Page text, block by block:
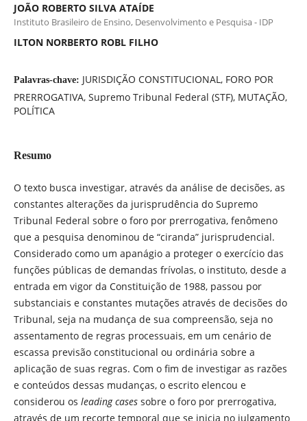
JOÃO ROBERTO SILVA ATAÍDE
Instituto Brasileiro de Ensino, Desenvolvimento e Pesquisa - IDP
ILTON NORBERTO ROBL FILHO
Palavras-chave: JURISDIÇÃO CONSTITUCIONAL, FORO POR
PRERROGATIVA, Supremo Tribunal Federal (STF), MUTAÇÃO,
POLÍTICA
Resumo
O texto busca investigar, através da análise de decisões, as
constantes alterações da jurisprudência do Supremo
Tribunal Federal sobre o foro por prerrogativa, fenômeno
que a pesquisa denominou de “ciranda” jurisprudencial.
Considerado como um apanágio a proteger o exercício das
funções públicas de demandas frívolas, o instituto, desde a
entrada em vigor da Constituição de 1988, passou por
substanciais e constantes mutações através de decisões do
Tribunal, seja na mudança de sua compreensão, seja no
assentamento de regras processuais, em um cenário de
escassa previsão constitucional ou ordinária sobre a
aplicação de suas regras. Com o fim de investigar as razões
e conteúdos dessas mudanças, o escrito elencou e
considerou os leading casessobre o foro por prerrogativa,
através de um recorte temporal que se inicia no julgamento